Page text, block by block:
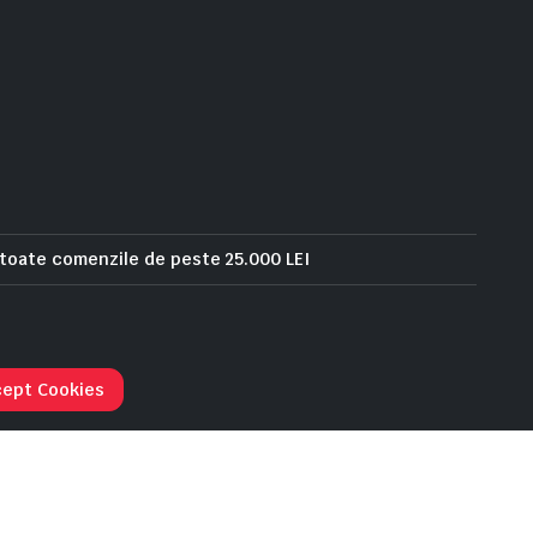
comenzile de peste 25.000 LEI
comanda
Cookies